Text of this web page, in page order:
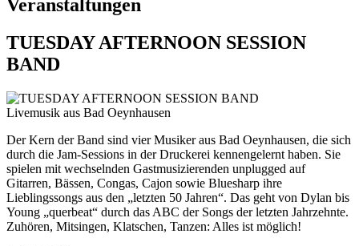
Veranstaltungen
TUESDAY AFTERNOON SESSION
BAND
Livemusik aus Bad Oeynhausen
Der Kern der Band sind vier Musiker aus Bad Oeynhausen, die sich
durch die Jam-Sessions in der Druckerei kennengelernt haben. Sie
spielen mit wechselnden Gastmusizierenden unplugged auf
Gitarren, Bässen, Congas, Cajon sowie Bluesharp ihre
Lieblingssongs aus den „letzten 50 Jahren“. Das geht von Dylan bis
Young „querbeat“ durch das ABC der Songs der letzten Jahrzehnte.
Zuhören, Mitsingen, Klatschen, Tanzen: Alles ist möglich!